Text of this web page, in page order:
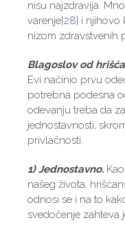
nisu najzdravija.
varenje[28] i njihovo
nizom zdravstvenih
Blagoslov od
Evi načinio prvu
potrebna podesna
odevanju treba da
jednostavnosti,
privlačnosti.
1) Jednostavno.
našeg života,
odnosi se i na to
svedočenje zahteva